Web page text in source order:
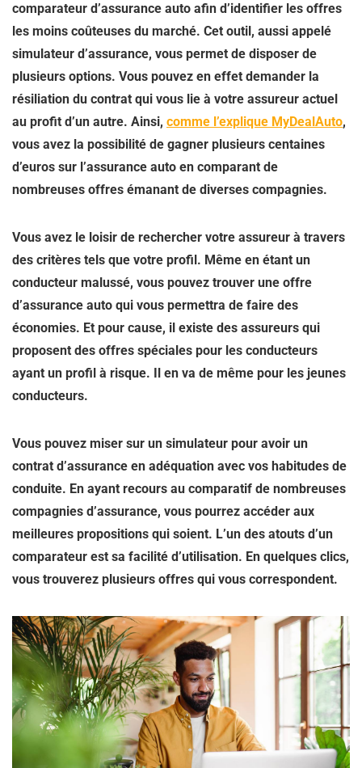
comparateur d’assurance auto afin d’identifier les offres
les moins coûteuses du marché. Cet outil, aussi appelé
simulateur d’assurance, vous permet de disposer de
plusieurs options. Vous pouvez en effet demander la
résiliation du contrat qui vous lie à votre assureur actuel
au profit d’un autre. Ainsi, comme l’explique MyDealAuto,
vous avez la possibilité de gagner plusieurs centaines
d’euros sur l’assurance auto en comparant de
nombreuses offres émanant de diverses compagnies.
Vous avez le loisir de rechercher votre assureur à travers
des critères tels que votre profil. Même en étant un
conducteur malussé, vous pouvez trouver une offre
d’assurance auto qui vous permettra de faire des
économies. Et pour cause, il existe des assureurs qui
proposent des offres spéciales pour les conducteurs
ayant un profil à risque. Il en va de même pour les jeunes
conducteurs.
Vous pouvez miser sur un simulateur pour avoir un
contrat d’assurance en adéquation avec vos habitudes de
conduite. En ayant recours au comparatif de nombreuses
compagnies d’assurance, vous pourrez accéder aux
meilleures propositions qui soient. L’un des atouts d’un
comparateur est sa facilité d’utilisation. En quelques clics,
vous trouverez plusieurs offres qui vous correspondent.